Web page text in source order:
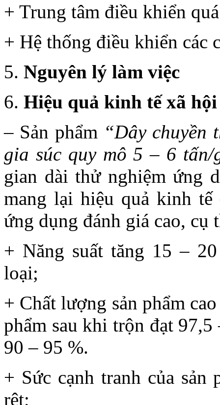
+ Trung tâm điều khiển
+ Hệ thống điều khiển các
Nguyên lý làm việc
Hiệu quả kinh tế xã hội
– Sản phẩm “Dây chuyền
gia súc quy mô 5 – 6
gian dài thử nghiệm ứng
mang lại hiệu quả kinh
ứng dụng đánh giá cao, cụ
+ Năng suất tăng 15 –
loại;
+ Chất lượng sản phẩm
phẩm sau khi trộn đạt
90 – 95 %.
+ Sức cạnh tranh của
rệt;